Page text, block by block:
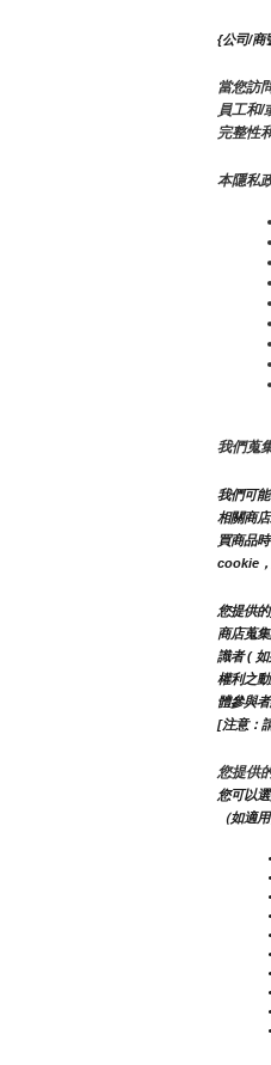
{公司/商
當您訪
員工和/
完整性
本隱私
我們蒐
我們可
相關商
買商品
cookie，
您提供
商店蒐
識者 (
權利之
體參與者
[注意：
您提供
您可以
（如適